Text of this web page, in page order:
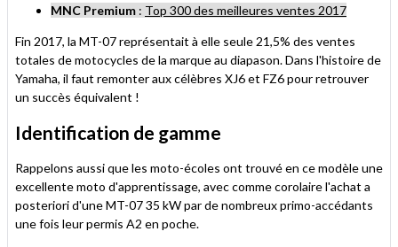
MNC Premium : Top 300 des meilleures ventes 2017
Fin 2017, la MT-07 représentait à elle seule 21,5% des ventes
totales de motocycles de la marque au diapason. Dans l'histoire de
Yamaha, il faut remonter aux célèbres XJ6 et FZ6 pour retrouver
un succès équivalent !
Identification de gamme
Rappelons aussi que les moto-écoles ont trouvé en ce modèle une
excellente moto d'apprentissage, avec comme corolaire l'achat a
posteriori d'une MT-07 35 kW par de nombreux primo-accédants
une fois leur permis A2 en poche.